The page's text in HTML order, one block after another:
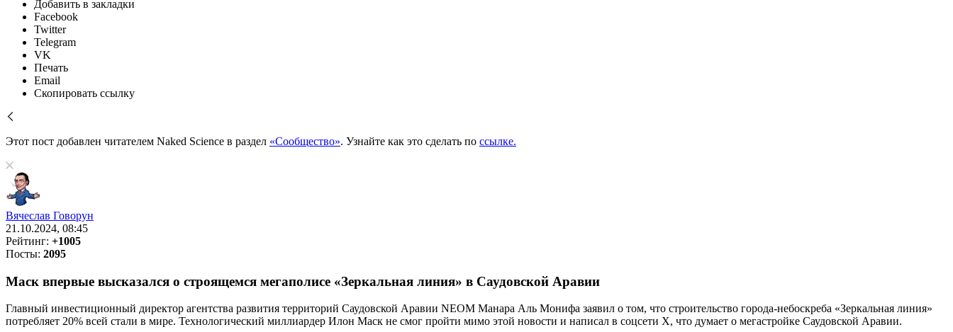
Добавить в закладки
Facebook
Twitter
Telegram
VK
Печать
Email
Скопировать ссылку
Этот пост добавлен читателем Naked Science в раздел «Сообщество». Узнайте как это сделать по ссылке.
Вячеслав Говорун
21.10.2024, 08:45
Рейтинг: +1005
Посты: 2095
Маск впервые высказался о строящемся мегаполисе «Зеркальная линия» в Саудовской Аравии
Главный инвестиционный директор агентства развития территорий Саудовской Аравии NEOM Манара Аль Монифа заявил о том, что строительство города-небоскреба «Зеркальная линия»
потребляет 20% всей стали в мире. Технологический миллиардер Илон Маск не смог пройти мимо этой новости и написал в соцсети Х, что думает о мегастройке Саудовской Аравии.